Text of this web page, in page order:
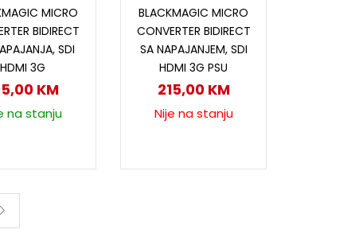
MICRO
BIDIRECT
SDI
HDMI 3G
KM
na stanju
BLACKMAGIC MICRO
CONVERTER BIDIRECT
SA NAPAJANJEM, SDI
HDMI 3G PSU
215,00 KM
Nije na stanju